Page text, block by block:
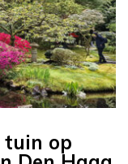
tuin op